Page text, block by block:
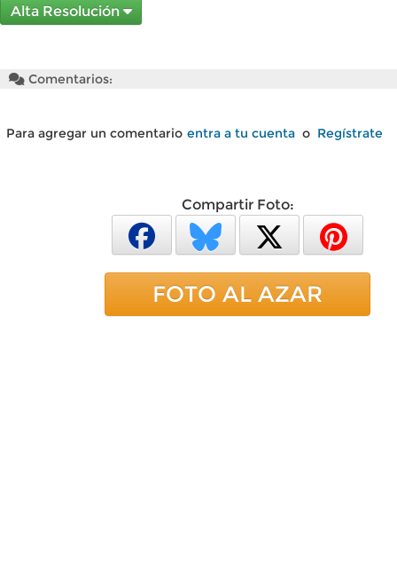
Alta Resolución
Comentarios:
Para agregar un comentario entra a tu cuenta o Regístrate
Compartir Foto:
FOTO AL AZAR